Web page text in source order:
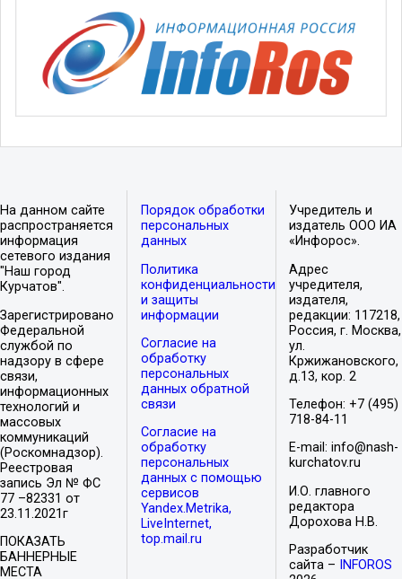
На данном сайте
распространяется
информация
сетевого издания
"Наш город
Курчатов".
Зарегистрировано
Федеральной
службой по
надзору в сфере
связи,
информационных
технологий и
массовых
коммуникаций
(Роскомнадзор).
Реестровая
запись Эл № ФС
77 –82331 от
23.11.2021г
ПОКАЗАТЬ
БАННЕРНЫЕ
МЕСТА
Порядок обработки
персональных
данных
Политика
конфиденциальности
и защиты
информации
Согласие на
обработку
персональных
данных обратной
связи
Согласие на
обработку
персональных
данных с помощью
сервисов
Yandex.Metrika,
LiveInternet,
top.mail.ru
Учредитель и
издатель ООО ИА
«Инфорос».
Адрес
учредителя,
издателя,
редакции: 117218,
Россия, г. Москва,
ул.
Кржижановского,
д.13, кор. 2
Телефон: +7 (495)
718-84-11
E-mail: info@nash-
kurchatov.ru
И.О. главного
редактора
Дорохова Н.В.
Разработчик
сайта –
INFOROS